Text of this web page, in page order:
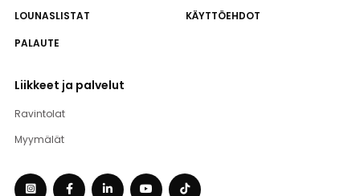
LOUNASLISTAT
KÄYTTÖEHDOT
PALAUTE
Liikkeet ja palvelut
Ravintolat
Myymälät